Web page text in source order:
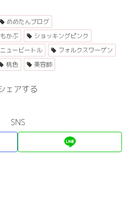
めめたんブログ
かぶ
ショッキングピンク
ュービートル
フォルクスワーゲン
桃色 美容師
ェアする
SNS